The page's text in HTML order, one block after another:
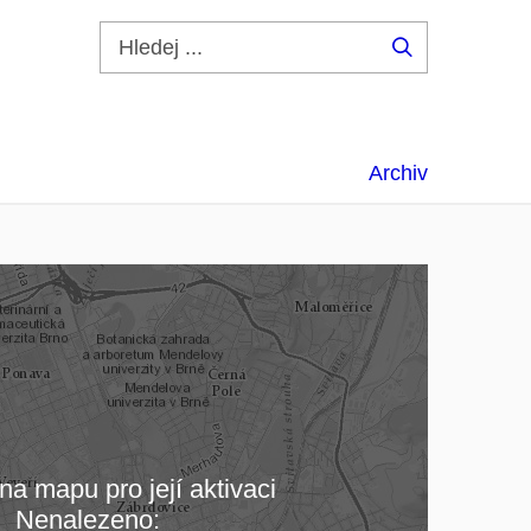
Archiv
mapu pro její aktivaci
Nenalezeno: